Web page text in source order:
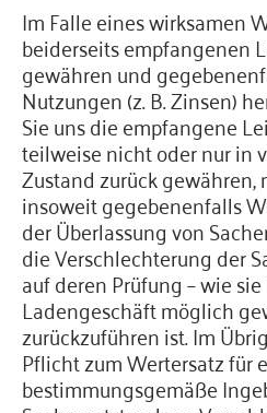
Im Falle eines wirksamen
beiderseits empfangenen
gewähren und
Nutzungen (z. B. Zinsen)
Sie uns die empfangene
teilweise nicht oder nur in
Zustand zurück gewähren,
insoweit gegebenenfalls
der Überlassung von
die Verschlechterung der
auf deren Prüfung – wie
Ladengeschäft möglich
zurückzuführen ist. Im
Pflicht zum Wertersatz für
bestimmungsgemäße